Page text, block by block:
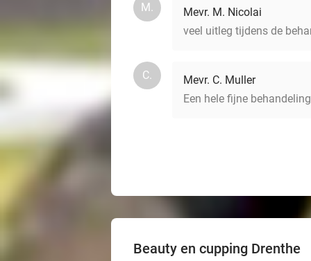
M.
Mevr. M. Nicolai
veel uitleg tijdens de
C.
Mevr. C. Muller
Een hele fijne
Beauty en cupping Drenthe